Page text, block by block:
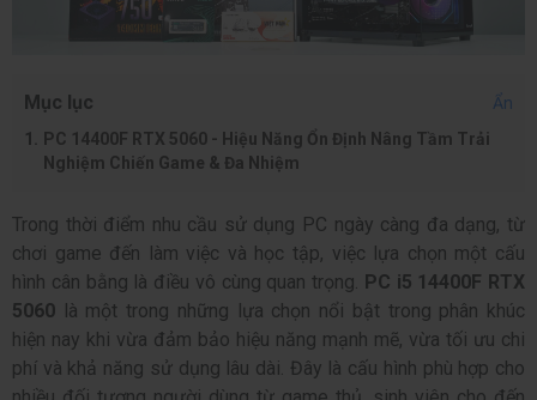
Mục lục
Ẩn
PC 14400F RTX 5060 - Hiệu Năng Ổn Định Nâng Tầm Trải
Nghiệm Chiến Game & Đa Nhiệm
Trong thời điểm nhu cầu sử dụng PC ngày càng đa dạng, từ
chơi game đến làm việc và học tập, việc lựa chọn một cấu
hình cân bằng là điều vô cùng quan trọng. PC i5 14400F RTX
5060 là một trong những lựa chọn nổi bật trong phân khúc
hiện nay khi vừa đảm bảo hiệu năng mạnh mẽ, vừa tối ưu chi
phí và khả năng sử dụng lâu dài. Đây là cấu hình phù hợp cho